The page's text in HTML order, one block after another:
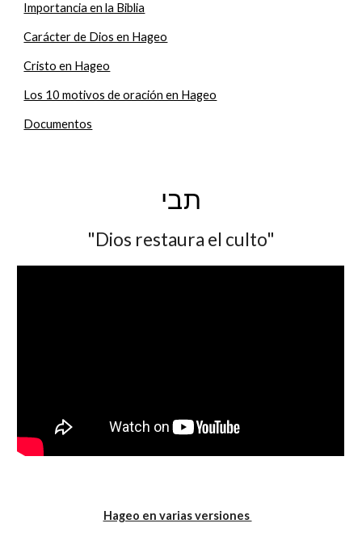
Importancia en la Biblia
Carácter de Dios en Hageo
Cristo en Hageo
Los 10 motivos de oración en Hageo
Documentos
תבי
"Dios restaura el culto"
Hageo en varias versiones